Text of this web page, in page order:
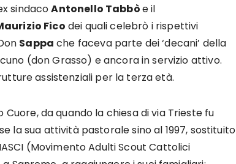
sindacoAntonello Tabbòe il
Fico dei quali celebrò i rispettivi
Sappa che faceva parte dei ‘decani’ della
(don Grasso) e ancora in servizio attivo.
assistenziali per la terza età.
da quando la chiesa di via Trieste fu
la sua attività pastorale sino al 1997, sostituito
(Movimento Adulti Scout Cattolici